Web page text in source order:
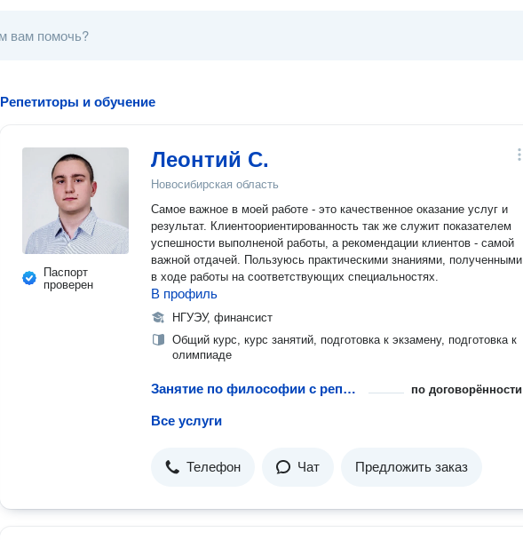
Репетиторы и обучение
Паспорт
проверен
Леонтий С.
Новосибирская область
Самое важное в моей работе - это качественное оказание услуг и
результат. Клиентоориентированность так же служит показателем
успешности выполненой работы, а рекомендации клиентов - самой
важной отдачей. Пользуюсь практическими знаниями, полученными
в ходе работы на соответствующих специальностях.
В профиль
НГУЭУ, финансист
Общий курс, курс занятий, подготовка к экзамену, подготовка к
олимпиаде
Занятие по философии с репетитором по договорённости
Все услуги
Телефон Чат Предложить заказ